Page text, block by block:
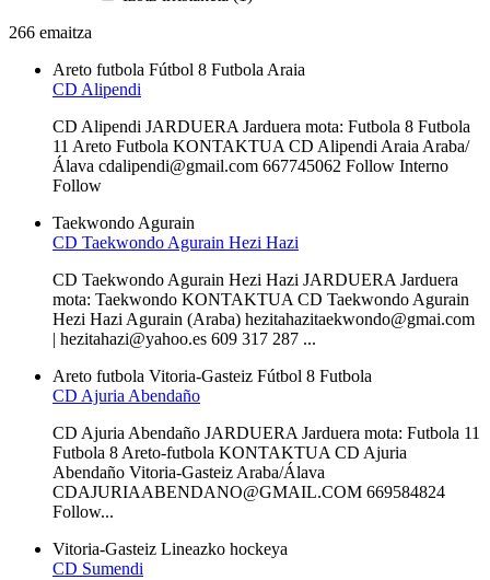
266 emaitza
Areto futbola Fútbol 8 FutbolaAraia
CD Alipendi
CD Alipendi JARDUERA Jarduera mota: Futbola 8 Futbola
11 Areto Futbola KONTAKTUA CD Alipendi Araia Araba/
Álava cdalipendi@gmail.com 667745062 Follow Interno
Follow
TaekwondoAgurain
CD Taekwondo Agurain Hezi Hazi
CD Taekwondo Agurain Hezi Hazi JARDUERA Jarduera
mota: Taekwondo KONTAKTUA CD Taekwondo Agurain
Hezi Hazi Agurain (Araba) hezitahazitaekwondo@gmai.com
| hezitahazi@yahoo.es 609 317 287 ...
Areto futbola Vitoria-Gasteiz Fútbol 8 Futbola
CD Ajuria Abendaño
CD Ajuria Abendaño JARDUERA Jarduera mota: Futbola 11
Futbola 8 Areto-futbola KONTAKTUA CD Ajuria
Abendaño Vitoria-Gasteiz Araba/Álava
CDAJURIAABENDANO@GMAIL.COM 669584824
Follow...
Vitoria-Gasteiz Lineazko hockeya
CD Sumendi